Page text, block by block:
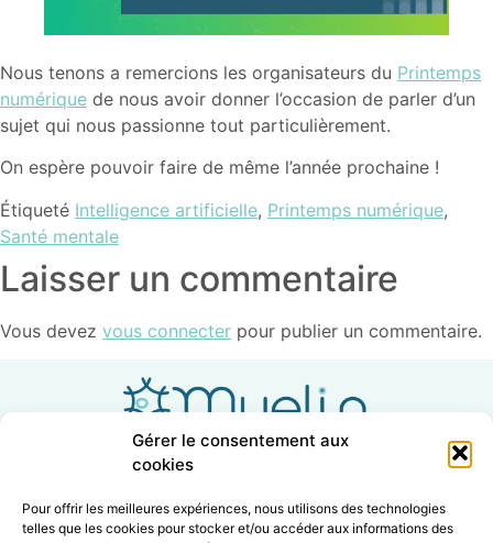
Gérer le consentement aux
cookies
Pour offrir les meilleures expériences, nous utilisons des technologies
telles que les cookies pour stocker et/ou accéder aux informations des
Nous tenons a remercions les organisateurs du Printemps
numérique de nous avoir donner l’occasion de parler d’un
sujet qui nous passionne tout particulièrement.
On espère pouvoir faire de même l’année prochaine !
Étiqueté Intelligence artificielle, Printemps numérique,
Santé mentale
Laisser un commentaire
Vous devez vous connecter pour publier un commentaire.
info@myelin.solutions